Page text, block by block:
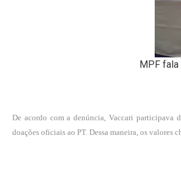
MPF fala
De acordo com a denúncia, Vaccari participava
doações oficiais ao PT. Dessa maneira, os valores